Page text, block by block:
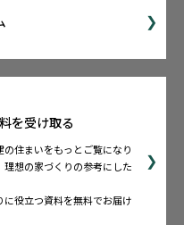
を受け取る
の住まいをもっとご覧になり
理想の家づくりの参考にした
に役立つ資料を無料でお届け